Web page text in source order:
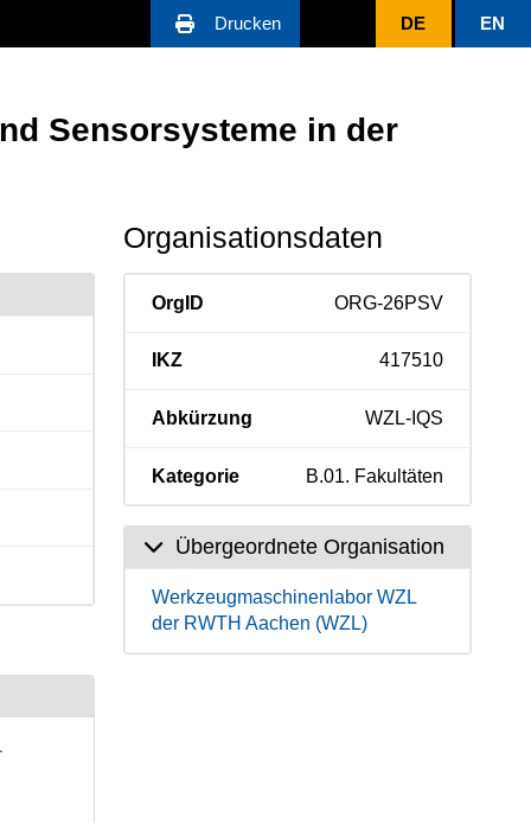
Drucken DE EN
Sensorsysteme in der
Organisationsdaten
OrgID ORG-26PSV
IKZ 417510
Abkürzung WZL-IQS
Kategorie B.01. Fakultäten
Übergeordnete Organisation
Werkzeugmaschinenlabor WZL
der RWTH Aachen (WZL)